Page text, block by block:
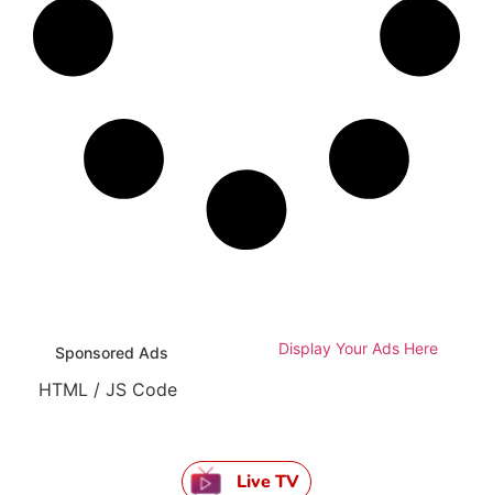
Sponsored Ads Display Your Ads Here
HTML / JS Code
Live TV